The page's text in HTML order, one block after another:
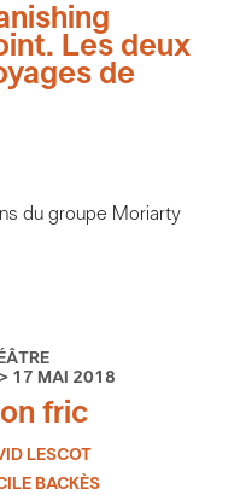
Les deux
de
du groupe Moriarty
17 MAI 2018
fric
LESCOT
BACKÈS